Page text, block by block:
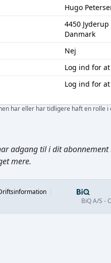
Hugo
4450 Jyderup
Danmark
Nej
Log ind for
Log ind for
har eller har tidligere haft en rolle
adgang til i dit
mere.
BiQ A/S -